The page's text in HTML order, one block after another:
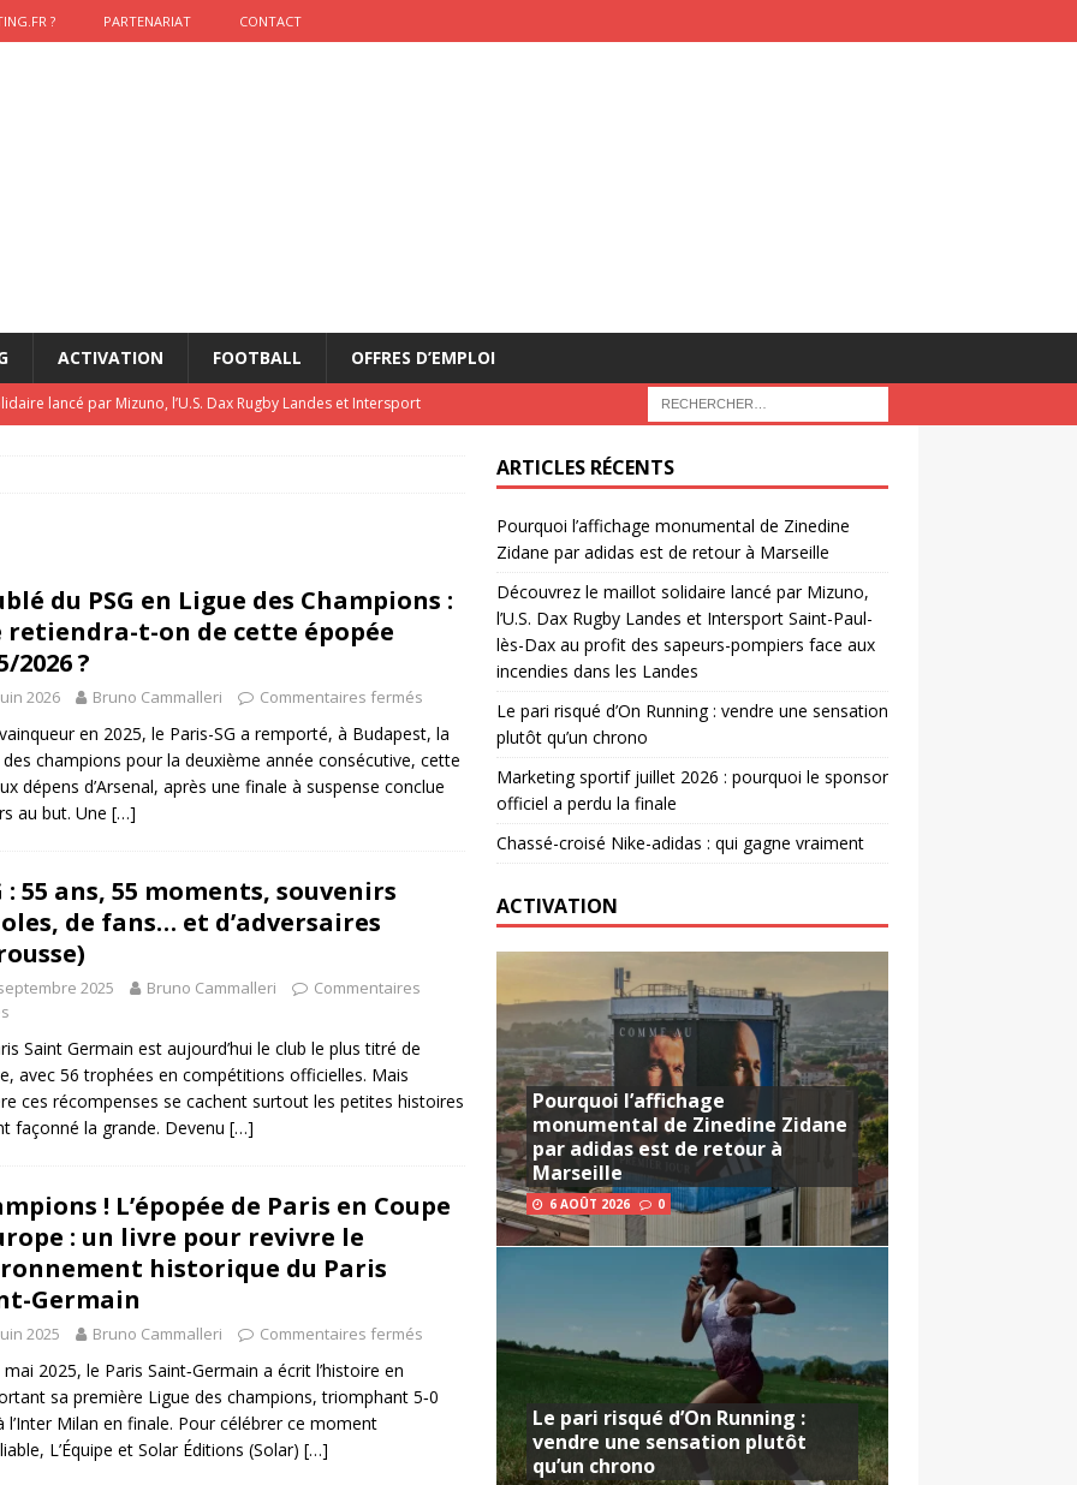
? PARTENARIAT CONTACT
ACTIVATION FOOTBALL OFFRES D’EMPLOI
lancé par Mizuno, l’U.S. Dax Rugby Landes et Intersport
: qui gagne vraiment
FOOTBALL
de Zinedine Zidane par adidas est de retour à
du PSG en Ligue des Champions :
retiendra-t-on de cette épopée
2026 ?
2026 Bruno Cammalleri Commentaires fermés
en 2025, le Paris-SG a remporté, à Budapest, la
des champions pour la deuxième année consécutive, cette
dépens d’Arsenal, après une finale à suspense conclue
au but. Une […]
: 55 ans, 55 moments, souvenirs
de fans… et d’adversaires
2025 Bruno Cammalleri
Commentaires
Saint Germain est aujourd’hui le club le plus titré de
avec 56 trophées en compétitions officielles. Mais
ces récompenses se cachent surtout les petites histoires
façonné la grande. Devenu […]
! L’épopée de Paris en Coupe
: un livre pour revivre le
historique du Paris
Germain
2025 Bruno Cammalleri Commentaires fermés
mai 2025, le Paris Saint‑Germain a écrit l’histoire en
sa première Ligue des champions, triomphant 5‑0
l’Inter Milan en finale. Pour célébrer ce moment
L’Équipe et Solar Éditions (Solar) […]
ARTICLES RÉCENTS
Pourquoi l’affichage monumental de Zinedine
Zidane par adidas est de retour à Marseille
Découvrez le maillot solidaire lancé par Mizuno,
l’U.S. Dax Rugby Landes et Intersport Saint-Paul-
lès-Dax au profit des sapeurs-pompiers face aux
incendies dans les Landes
Le pari risqué d’On Running : vendre une sensation
plutôt qu’un chrono
Marketing sportif juillet 2026 : pourquoi le sponsor
officiel a perdu la finale
Chassé-croisé Nike-adidas : qui gagne vraiment
ACTIVATION
Pourquoi l’affichage
monumental de Zinedine Zidane
par adidas est de retour à
Marseille
6 AOÛT 2026 0
Le pari risqué d’On Running :
vendre une sensation plutôt
qu’un chrono